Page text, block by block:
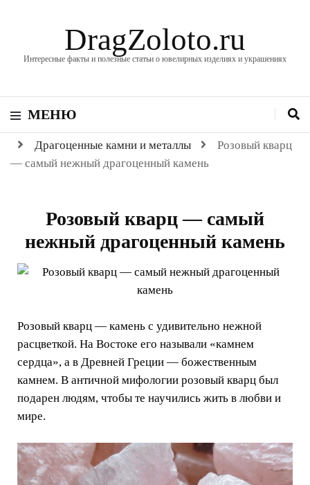
DragZoloto.ru
Интересные факты и полезные статьи о ювелирных изделиях и украшениях
МЕНЮ
Драгоценные камни и металлы
Розовый кварц
— самый нежный драгоценный камень
Розовый кварц — самый
нежный драгоценный камень
Розовый кварц — камень с удивительно нежной
расцветкой. На Востоке его называли «камнем
сердца», а в Древней Греции — божественным
камнем. В античной мифологии розовый кварц был
подарен людям, чтобы те научились жить в любви и
мире.